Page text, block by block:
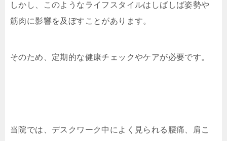
しかし、このようなライフスタイルはしばしば姿勢や
筋肉に影響を及ぼすことがあります。
そのため、定期的な健康チェックやケアが必要です。
当院では、デスクワーク中によく見られる腰痛、肩こ